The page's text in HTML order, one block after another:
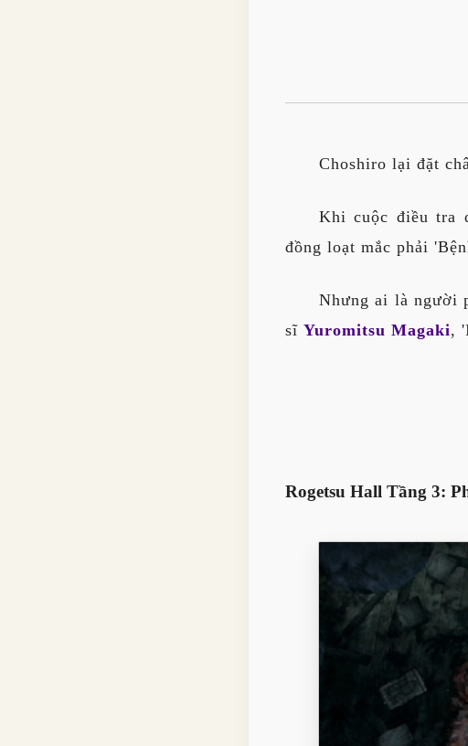
Choshiro lại đặt
Khi cuộc điều tra
đồng loạt mắc phải
Nhưng ai là người
sĩ Yuromitsu Magaki,
Rogetsu Hall Tầng 3: